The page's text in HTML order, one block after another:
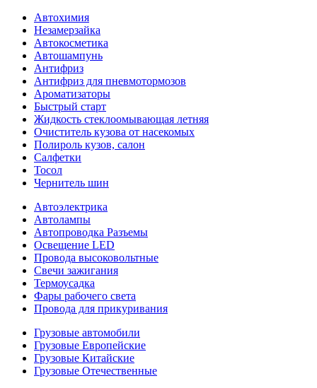
Автохимия
Незамерзайка
Автокосметика
Автошампунь
Антифриз
Антифриз для пневмотормозов
Ароматизаторы
Быстрый старт
Жидкость стеклоомывающая летняя
Очиститель кузова от насекомых
Полироль кузов, салон
Салфетки
Тосол
Чернитель шин
Автоэлектрика
Автолампы
Автопроводка Разъемы
Освещение LED
Провода высоковольтные
Свечи зажигания
Термоусадка
Фары рабочего света
Провода для прикуривания
Грузовые автомобили
Грузовые Европейские
Грузовые Китайские
Грузовые Отечественные